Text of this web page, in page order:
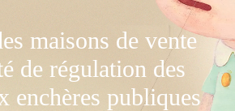
maisons de vente
de régulation des
enchères publiques